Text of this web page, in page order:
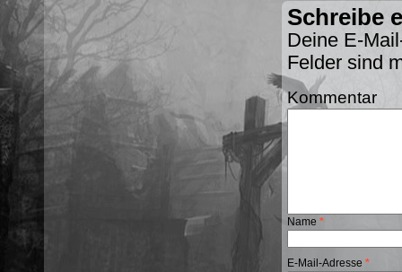
Schreibe
Deine E-
Felder sind
Kommentar
Name *
E-Mail-Adresse *